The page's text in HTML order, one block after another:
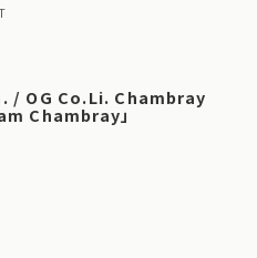
/ OG Co.Li. Chambray
Chambray」